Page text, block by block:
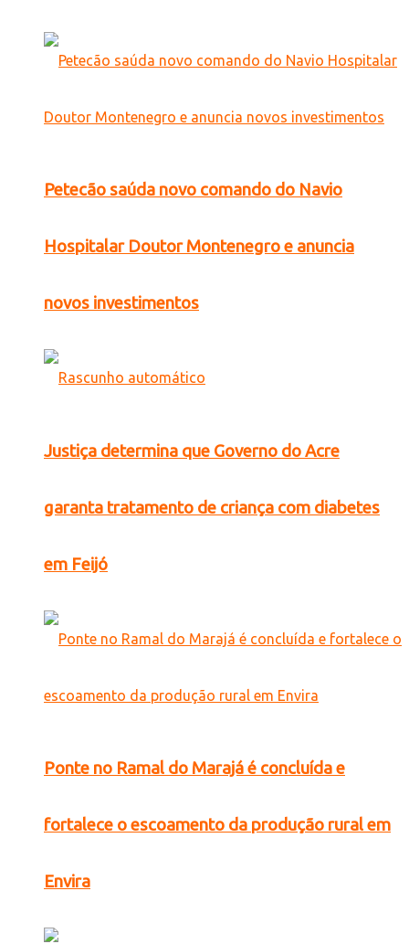
Petecão saúda novo comando do Navio
Hospitalar Doutor Montenegro e anuncia
novos investimentos
Justiça determina que Governo do Acre
garanta tratamento de criança com diabetes
em Feijó
Ponte no Ramal do Marajá é concluída e
fortalece o escoamento da produção rural em
Envira